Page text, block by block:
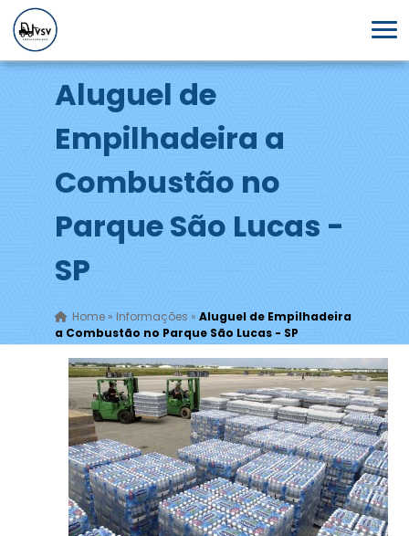
Aluguel de
Empilhadeira a
Combustão no
Parque São Lucas -
SP
Home» Informações » Aluguel de Empilhadeira
a Combustão no Parque São Lucas - SP